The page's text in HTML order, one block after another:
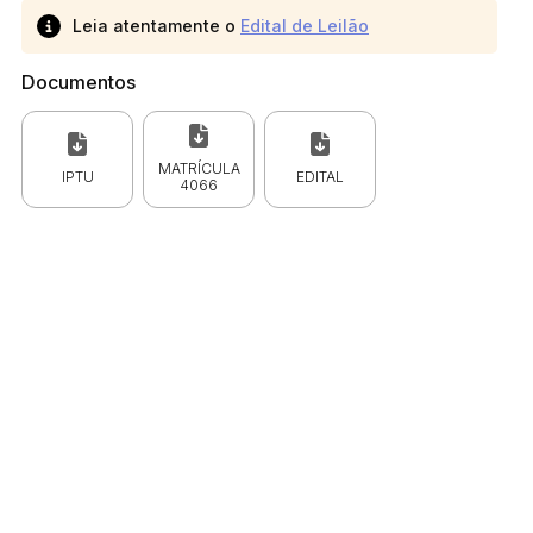
Leia atentamente o Edital de Leilão
Documentos
IPTU
MATRÍCULA
4066
EDITAL